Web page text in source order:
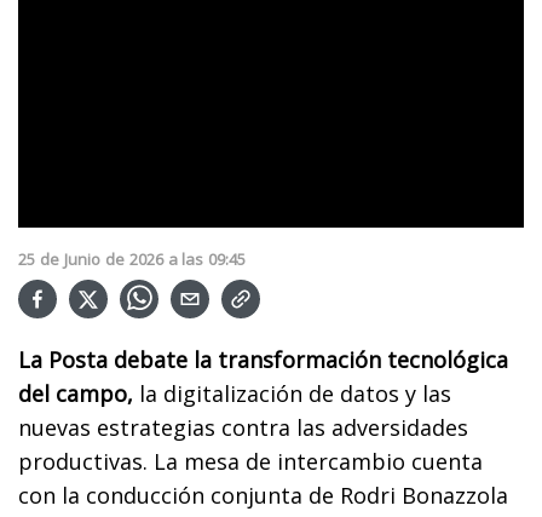
25 de Junio de 2026 a las 09:45
La Posta debate la transformación tecnológica
del campo, la digitalización de datos y las
nuevas estrategias contra las adversidades
productivas. La mesa de intercambio cuenta
con la conducción conjunta de Rodri Bonazzola